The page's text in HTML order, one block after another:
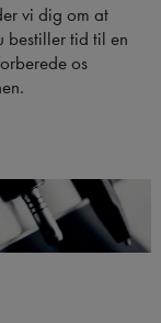
vi dig om at
tid til en
os